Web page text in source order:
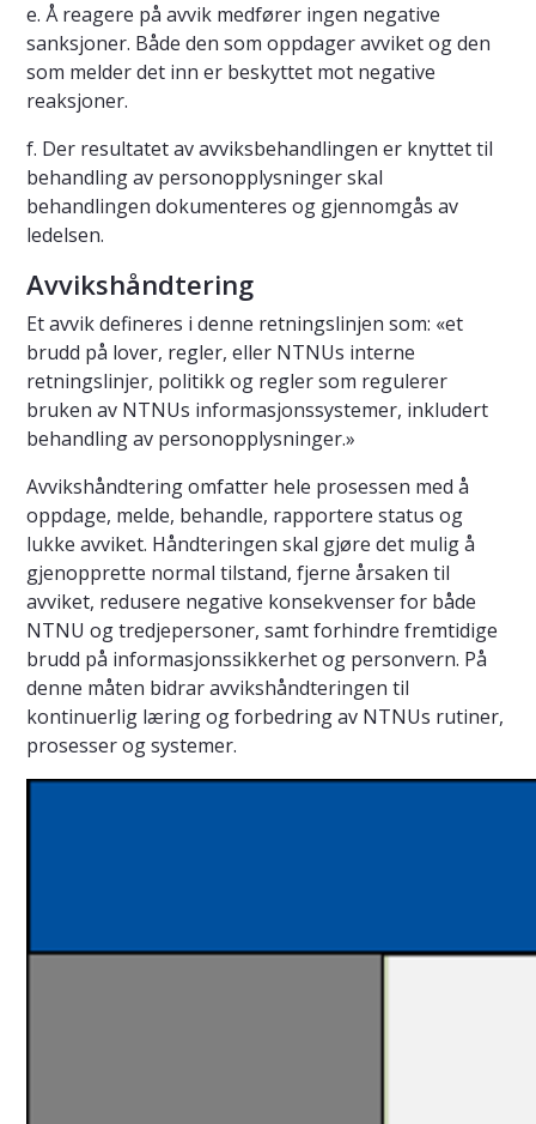
e. Å reagere på avvik medfører ingen negative
sanksjoner. Både den som oppdager avviket og den
som melder det inn er beskyttet mot negative
reaksjoner.
f. Der resultatet av avviksbehandlingen er knyttet til
behandling av personopplysninger skal
behandlingen dokumenteres og gjennomgås av
ledelsen.
Avvikshåndtering
Et avvik defineres i denne retningslinjen som: «et
brudd på lover, regler, eller NTNUs interne
retningslinjer, politikk og regler som regulerer
bruken av NTNUs informasjonssystemer, inkludert
behandling av personopplysninger.»
Avvikshåndtering omfatter hele prosessen med å
oppdage, melde, behandle, rapportere status og
lukke avviket. Håndteringen skal gjøre det mulig å
gjenopprette normal tilstand, fjerne årsaken til
avviket, redusere negative konsekvenser for både
NTNU og tredjepersoner, samt forhindre fremtidige
brudd på informasjonssikkerhet og personvern. På
denne måten bidrar avvikshåndteringen til
kontinuerlig læring og forbedring av NTNUs rutiner,
prosesser og systemer.